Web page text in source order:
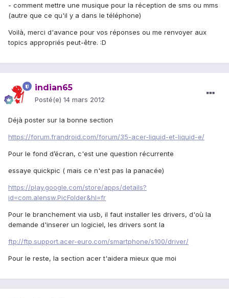
- comment mettre une musique pour la réception de sms ou mms
(autre que ce qu'il y a dans le téléphone)
Voilà, merci d'avance pour vos réponses ou me renvoyer aux
topics appropriés peut-être. :D
indian65
Posté(e) 14 mars 2012
Déjà poster sur la bonne section
https://forum.frandroid.com/forum/35-acer-liquid-et-liquid-e/
Pour le fond d’écran, c'est une question récurrente
essaye quickpic ( mais ce n'est pas la panacée)
https://play.google.com/store/apps/details?
id=com.alensw.PicFolder&hl=fr
Pour le branchement via usb, il faut installer les drivers, d'où la
demande d'inserer un logiciel, les drivers sont la
ftp://ftp.support.acer-euro.com/smartphone/s100/driver/
Pour le reste, la section acer t'aidera mieux que moi